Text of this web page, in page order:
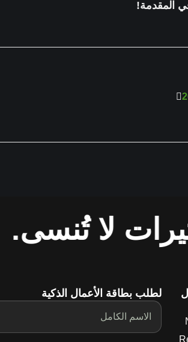
المقدمة!
لا تُنسى.
لطلب بطاقة الأعمال الذكية